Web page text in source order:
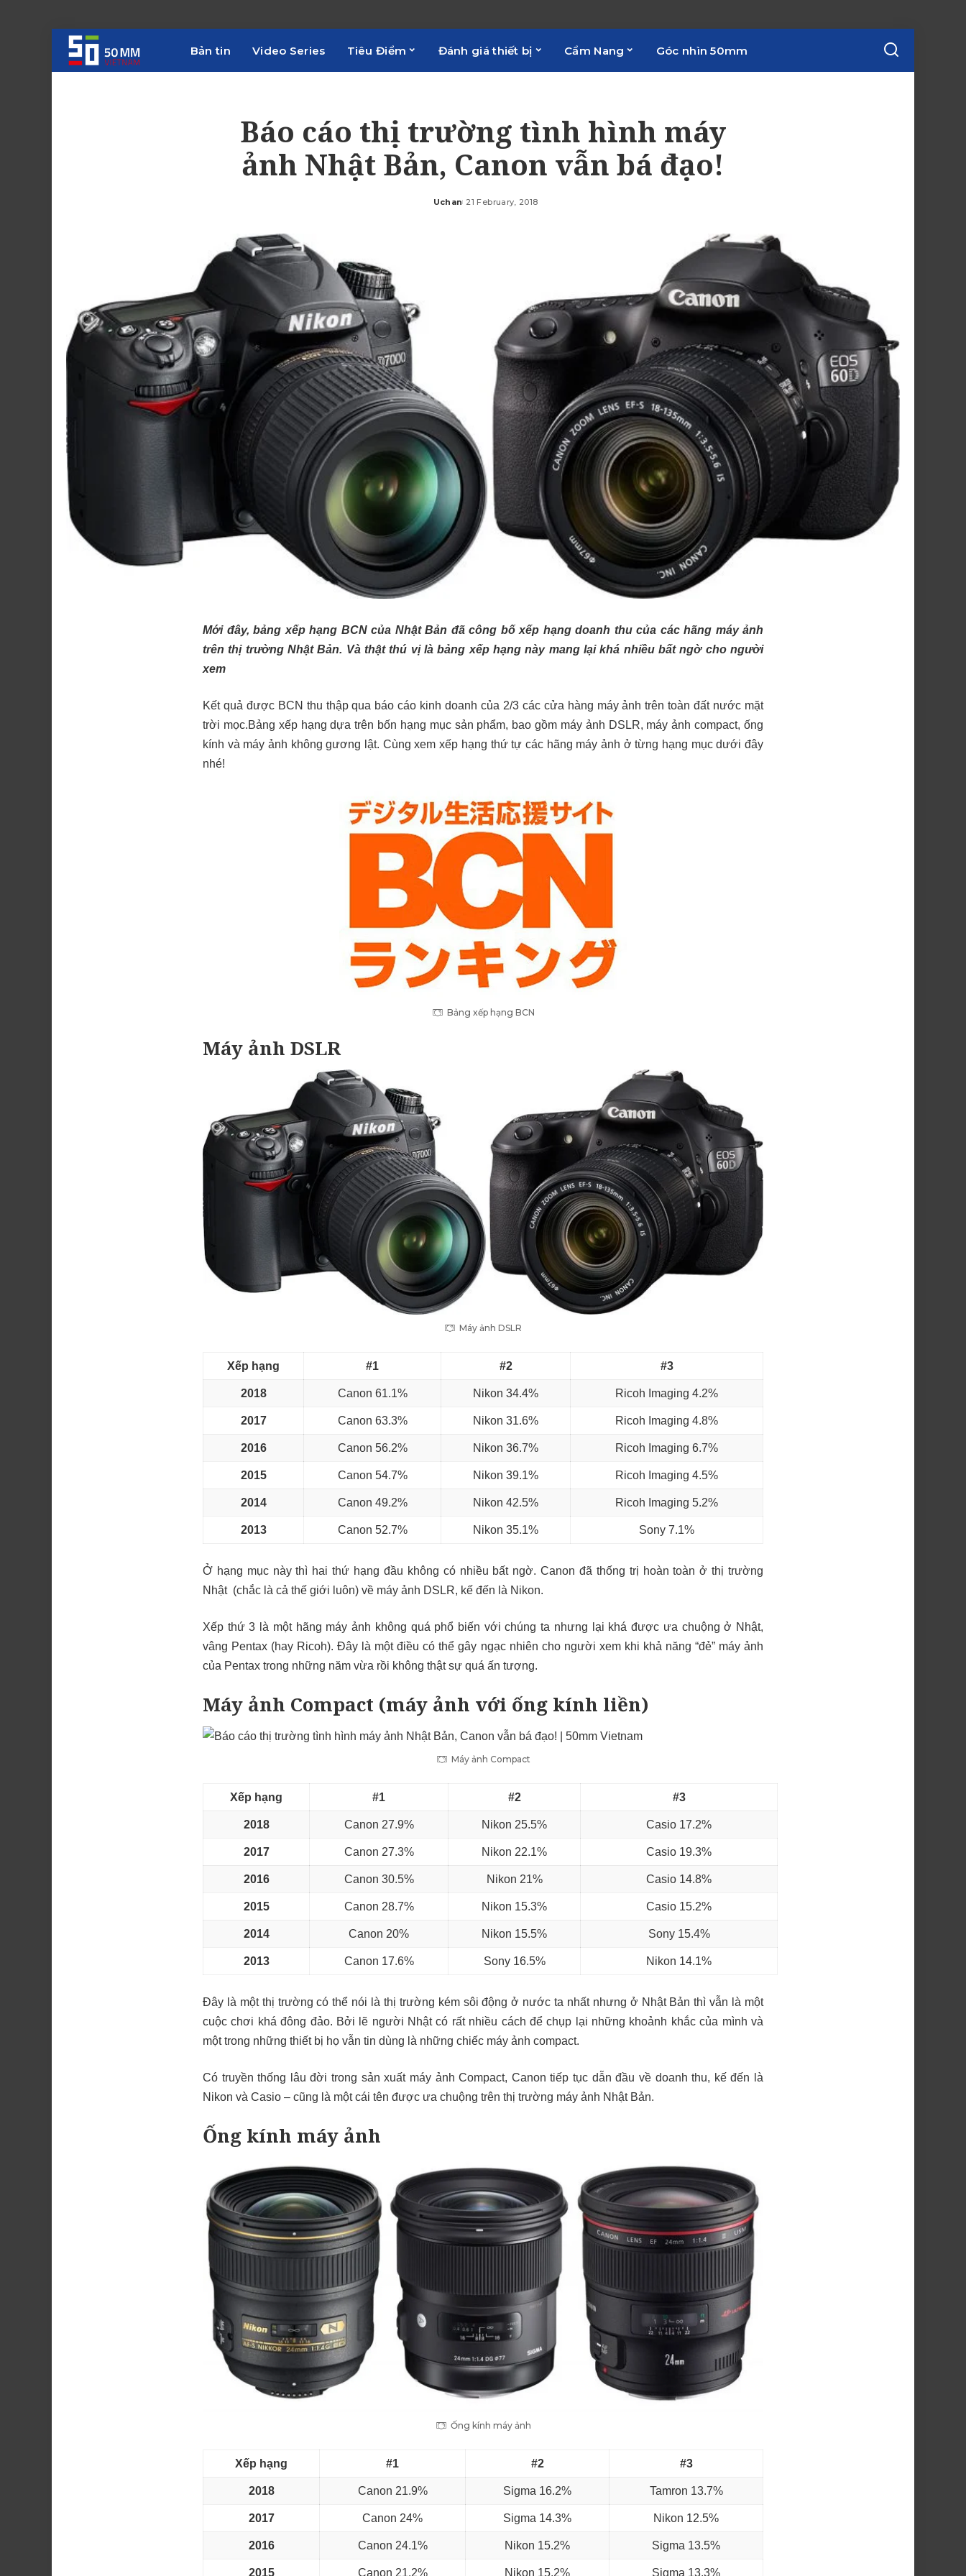
Bản tin Video Series Tiêu Điểm Đánh giá thiết bị Cẩm Nang Góc nhìn 50mm
Báo cáo thị trường tình hình máy
ảnh Nhật Bản, Canon vẫn bá đạo!
Posted
Uchan 21 February, 2018
Mới đây, bảng xếp hạng BCN của Nhật Bản đã công bố xếp hạng doanh thu của các hãng máy ảnh
trên thị trường Nhật Bản. Và thật thú vị là bảng xếp hạng này mang lại khá nhiều bất ngờ cho người
xem
Kết quả được BCN thu thập qua báo cáo kinh doanh của 2/3 các cửa hàng máy ảnh trên toàn đất nước mặt
trời mọc.Bảng xếp hạng dựa trên bốn hạng mục sản phẩm, bao gồm máy ảnh DSLR, máy ảnh compact, ống
kính và máy ảnh không gương lật. Cùng xem xếp hạng thứ tự các hãng máy ảnh ở từng hạng mục dưới đây
nhé!
Bảng xếp hạng BCN
Máy ảnh DSLR
Máy ảnh DSLR
Xếp hạng #1 #2 #3
2018 Canon 61.1% Nikon 34.4% Ricoh Imaging 4.2%
2017 Canon 63.3% Nikon 31.6% Ricoh Imaging 4.8%
2016 Canon 56.2% Nikon 36.7% Ricoh Imaging 6.7%
2015 Canon 54.7% Nikon 39.1% Ricoh Imaging 4.5%
2014 Canon 49.2% Nikon 42.5% Ricoh Imaging 5.2%
2013 Canon 52.7% Nikon 35.1% Sony 7.1%
Ở hạng mục này thì hai thứ hạng đầu không có nhiều bất ngờ. Canon đã thống trị hoàn toàn ở thị trường
Nhật (chắc là cả thế giới luôn) về máy ảnh DSLR, kế đến là Nikon.
Xếp thứ 3 là một hãng máy ảnh không quá phổ biến với chúng ta nhưng lại khá được ưa chuộng ở Nhật,
vâng Pentax (hay Ricoh). Đây là một điều có thể gây ngạc nhiên cho người xem khi khả năng “đẻ” máy ảnh
của Pentax trong những năm vừa rồi không thật sự quá ấn tượng.
Máy ảnh Compact (máy ảnh với ống kính liền)
Máy ảnh Compact
Xếp hạng #1 #2 #3
2018 Canon 27.9% Nikon 25.5% Casio 17.2%
2017 Canon 27.3% Nikon 22.1% Casio 19.3%
2016 Canon 30.5% Nikon 21% Casio 14.8%
2015 Canon 28.7% Nikon 15.3% Casio 15.2%
2014 Canon 20% Nikon 15.5% Sony 15.4%
2013 Canon 17.6% Sony 16.5% Nikon 14.1%
Đây là một thị trường có thể nói là thị trường kém sôi động ở nước ta nhất nhưng ở Nhật Bản thì vẫn là một
cuộc chơi khá đông đảo. Bởi lẽ người Nhật có rất nhiều cách để chụp lại những khoảnh khắc của mình và
một trong những thiết bị họ vẫn tin dùng là những chiếc máy ảnh compact.
Có truyền thống lâu đời trong sản xuất máy ảnh Compact, Canon tiếp tục dẫn đầu về doanh thu, kế đến là
Nikon và Casio – cũng là một cái tên được ưa chuộng trên thị trường máy ảnh Nhật Bản.
Ống kính máy ảnh
Ống kính máy ảnh
Xếp hạng #1 #2 #3
2018 Canon 21.9% Sigma 16.2% Tamron 13.7%
2017 Canon 24% Sigma 14.3% Nikon 12.5%
2016 Canon 24.1% Nikon 15.2% Sigma 13.5%
2015 Canon 21.2% Nikon 15.2% Sigma 13.3%